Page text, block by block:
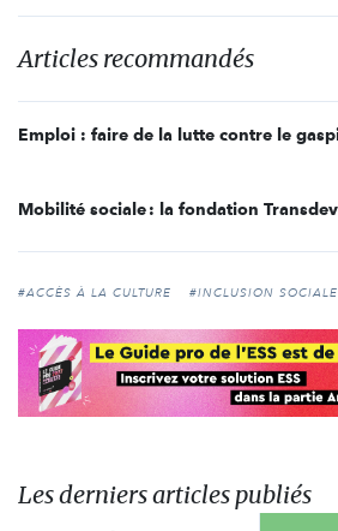
Articles recommandés
#ACCÈS À LA CULTURE #INCLUSION SOCIALE
Les derniers articles publiés